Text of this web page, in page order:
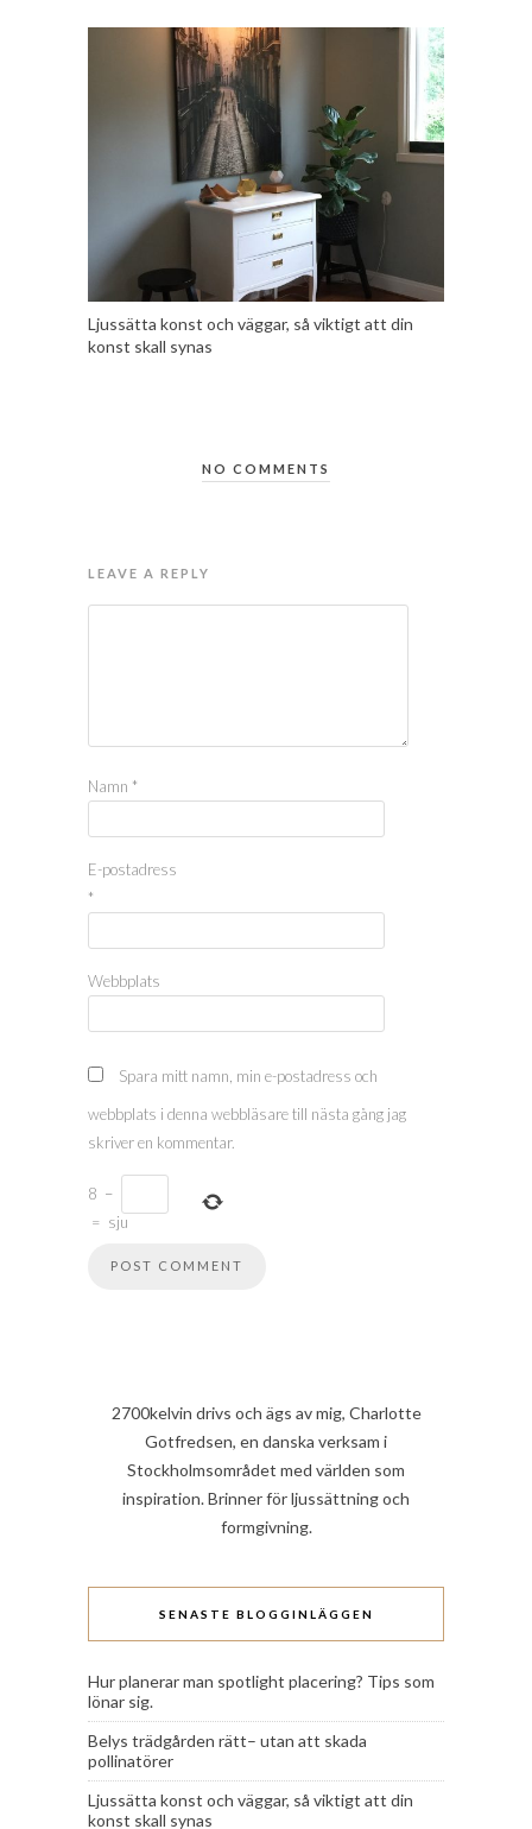
Ljussätta konst och väggar, så viktigt att din
konst skall synas
NO COMMENTS
LEAVE A REPLY
Namn *
E-postadress
*
Webbplats
Spara mitt namn, min e-postadress och
webbplats i denna webbläsare till nästa gång jag
skriver en kommentar.
8 −
= sju
2700kelvin drivs och ägs av mig, Charlotte
Gotfredsen, en danska verksam i
Stockholmsområdet med världen som
inspiration. Brinner för ljussättning och
formgivning.
SENASTE BLOGGINLÄGGEN
Hur planerar man spotlight placering? Tips som
lönar sig.
Belys trädgården rätt– utan att skada
pollinatörer
Ljussätta konst och väggar, så viktigt att din
konst skall synas